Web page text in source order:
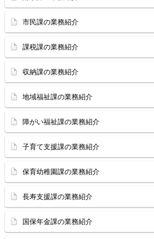
市民課の業務紹介
課税課の業務紹介
収納課の業務紹介
地域福祉課の業務紹介
障がい福祉課の業務紹介
子育て支援課の業務紹介
保育幼稚園課の業務紹介
長寿支援課の業務紹介
国保年金課の業務紹介